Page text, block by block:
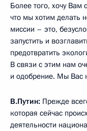
Более того, хочу Вам
что мы хотим делать
миссии – это,
запустить и
предотвратить
В связи с этим нам
и одобрение. Мы Вас
В.Путин: Прежде
которая сейчас
деятельности